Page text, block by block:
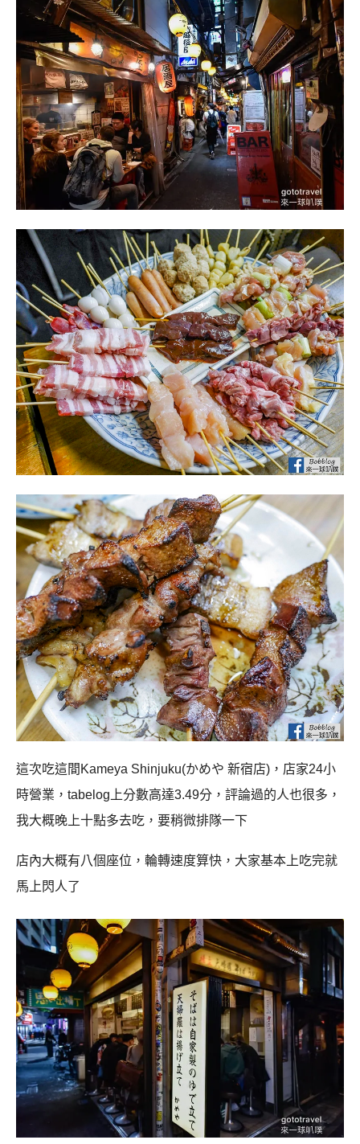
這次吃這間Kameya Shinjuku(かめや 新宿店)，店家24小
時營業，tabelog上分數高達3.49分，評論過的人也很多，
我大概晚上十點多去吃，要稍微排隊一下
店內大概有八個座位，輪轉速度算快，大家基本上吃完就
馬上閃人了